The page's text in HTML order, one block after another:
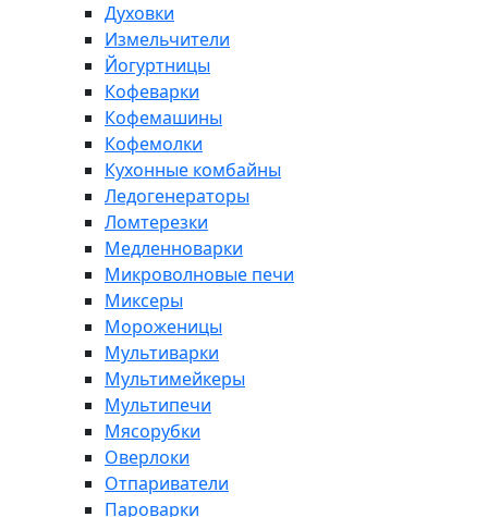
Духовки
Измельчители
Йогуртницы
Кофеварки
Кофемашины
Кофемолки
Кухонные комбайны
Ледогенераторы
Ломтерезки
Медленноварки
Микроволновые печи
Миксеры
Мороженицы
Мультиварки
Мультимейкеры
Мультипечи
Мясорубки
Оверлоки
Отпариватели
Пароварки